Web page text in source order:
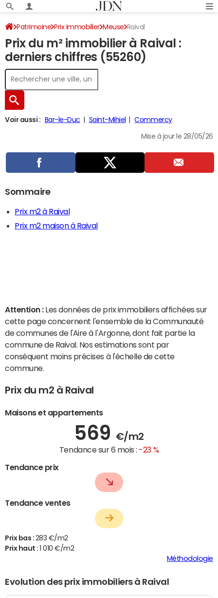
Patrimoine Prix immobilier Meuse Raival
Prix du m² immobilier à Raival :
derniers chiffres (55260)
Voir aussi : Bar-le-Duc Saint-Mihiel Commercy
Mise à jour le 28/05/26
Sommaire
Prix m2 à Raival
Prix m2 maison à Raival
Attention : Les données de prix immobiliers affichées sur
cette page concernent l'ensemble de la Communauté
de communes de l'Aire à l'Argonne, dont fait partie la
commune de Raival. Nos estimations sont par
conséquent moins précises à l'échelle de cette
commune.
Prix du m2 à Raival
Maisons et appartements
569 €/m2
Tendance sur 6 mois : -23 %
Tendance prix
Tendance ventes
Prix bas : 283 €/m2
Prix haut :
1 010 €/m2
Méthodologie
Evolution des prix immobiliers à Raival